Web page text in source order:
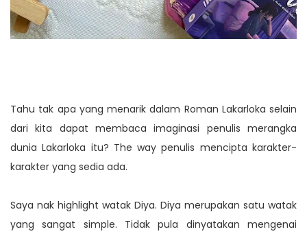
Tahu tak apa yang menarik dalam Roman Lakarloka selain
dari kita dapat membaca imaginasi penulis merangka
dunia Lakarloka itu? The way penulis mencipta karakter-
karakter yang sedia ada.
Saya nak highlight watak Diya. Diya merupakan satu watak
yang sangat simple. Tidak pula dinyatakan mengenai